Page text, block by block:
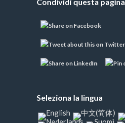
Seleziona la lingua